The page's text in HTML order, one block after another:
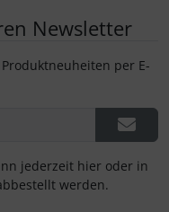
Newsletter
per E-
jederzeit hier oder in
werden.